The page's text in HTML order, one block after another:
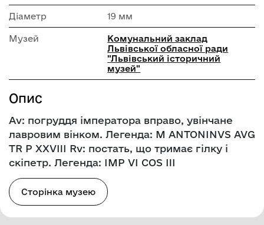
Діаметр 19 мм
Музей
Комунальний заклад
Львівської обласної ради
"Львівський історичний
музей"
Опис
Av: погруддя імператора вправо, увінчане
лавровим вінком. Легенда: M ANTONINVS AVG
TR P XXVIII Rv: постать, що тримає гілку і
скіпетр. Легенда: IMP VI COS III
Сторінка музею